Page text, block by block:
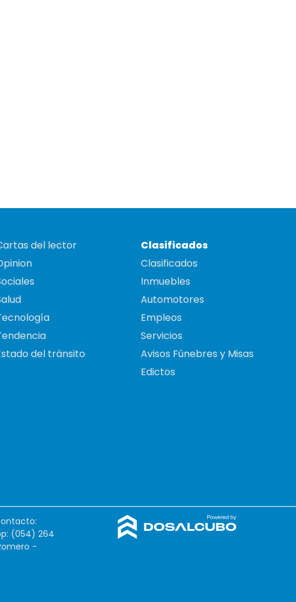
del lector
del tránsito
Clasificados
Clasificados
Inmuebles
Automotores
Empleos
Servicios
Avisos Fúnebres y Misas
Edictos
(054) 264
-